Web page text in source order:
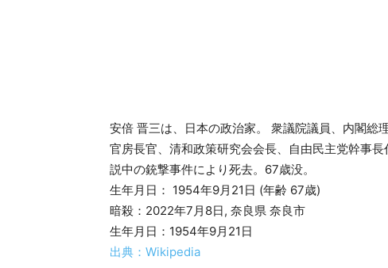
安倍 晋三は、日本の政治家。 衆議院議員、内閣総
官房長官、清和政策研究会会長、自由民主党幹事
説中の銃撃事件により死去。67歳没。
生年月日： 1954年9月21日 (年齢 67歳)
暗殺：2022年7月8日, 奈良県 奈良市
生年月日：1954年9月21日
出典：Wikipedia